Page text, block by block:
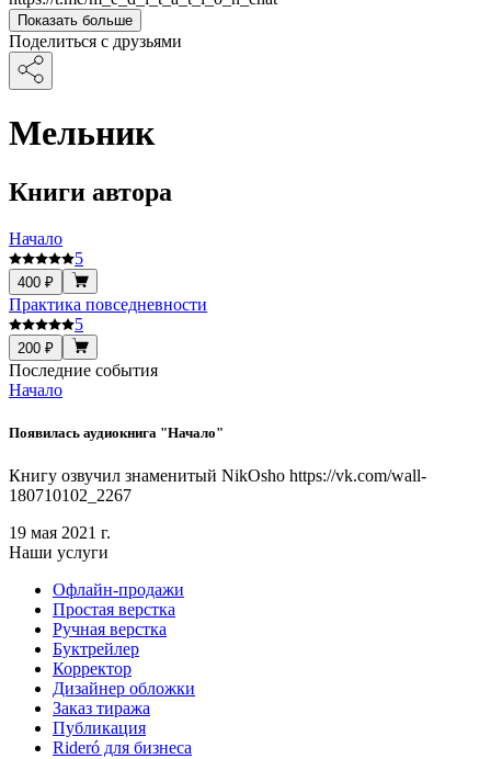
Показать больше
Поделиться с друзьями
Мельник
Книги автора
Начало
5
400 ₽
Практика повседневности
5
200 ₽
Последние события
Начало
Появилась аудиокнига "Начало"
Книгу озвучил знаменитый NikOsho https://vk.com/wall-
180710102_2267
19 мая 2021 г.
Наши услуги
Офлайн-продажи
Простая верстка
Ручная верстка
Буктрейлер
Корректор
Дизайнер обложки
Заказ тиража
Публикация
Rideró для бизнеса